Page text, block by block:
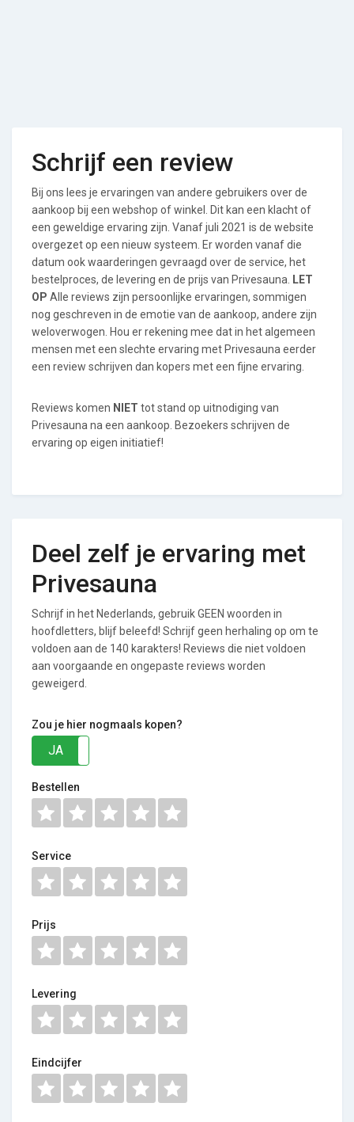
Schrijf een review
Bij ons lees je ervaringen van andere gebruikers over de
aankoop bij een webshop of winkel. Dit kan een klacht of
een geweldige ervaring zijn. Vanaf juli 2021 is de website
overgezet op een nieuw systeem. Er worden vanaf die
datum ook waarderingen gevraagd over de service, het
bestelproces, de levering en de prijs van Privesauna.
LET
OP Alle reviews zijn persoonlijke ervaringen, sommigen
nog geschreven in de emotie van de aankoop, andere zijn
weloverwogen. Hou er rekening mee dat in het algemeen
mensen met een slechte ervaring met Privesauna eerder
een review schrijven dan kopers met een fijne ervaring.
Reviews komen NIET tot stand op uitnodiging van
Privesauna na een aankoop. Bezoekers schrijven de
ervaring op eigen initiatief!
Deel zelf je ervaring met
Privesauna
Schrijf in het Nederlands, gebruik GEEN woorden in
hoofdletters, blijf beleefd! Schrijf geen herhaling op om te
voldoen aan de 140 karakters! Reviews die niet voldoen
aan voorgaande en ongepaste reviews worden
geweigerd.
Zou je hier nogmaals kopen?
JA
Bestellen
Service
Prijs
Levering
Eindcijfer